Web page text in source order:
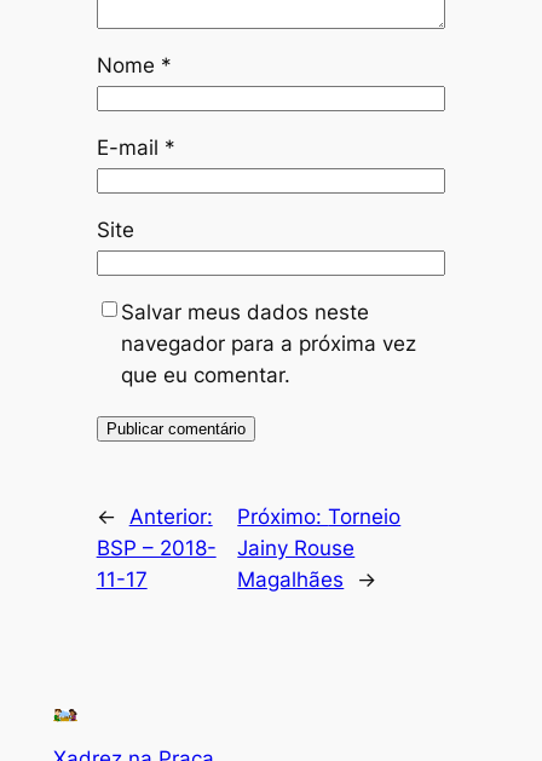
Nome *
E-mail *
Site
Salvar meus dados neste
navegador para a próxima vez
que eu comentar.
←
Anterior:
BSP – 2018-
11-17
Próximo:Torneio
Jainy Rouse
Magalhães
→